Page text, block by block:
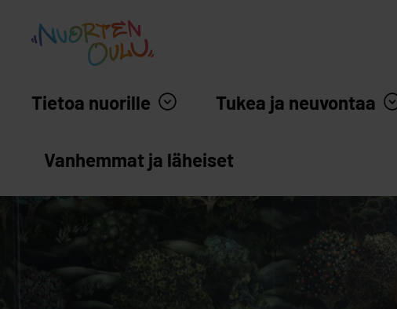
Nuortenoulu.fi etusivu
Tietoa nuorille Tukea ja neuvontaa
Vanhemmat ja läheiset